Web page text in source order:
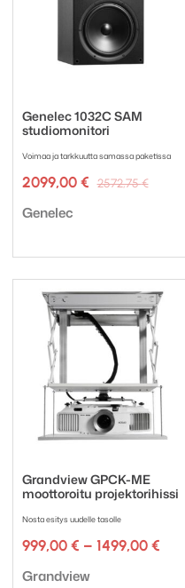
Genelec 1032C SAM
studiomonitori
Voimaa ja tarkkuutta samassa paketissa
2572,75€
2099,00 €
Tuotemerkki:
Genelec
Grandview GPCK-ME
moottoroitu projektorihissi
Nosta esitys uudelle tasolle
999,00 € – 1499,00 €
Tuotemerkki:
Grandview